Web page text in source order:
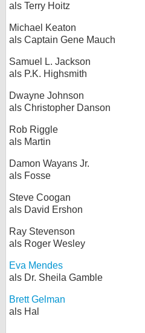
als Terry Hoitz
Michael Keaton
als Captain Gene Mauch
Samuel L. Jackson
als P.K. Highsmith
Dwayne Johnson
als Christopher Danson
Rob Riggle
als Martin
Damon Wayans Jr.
als Fosse
Steve Coogan
als David Ershon
Ray Stevenson
als Roger Wesley
Eva Mendes
als Dr. Sheila Gamble
Brett Gelman
als Hal